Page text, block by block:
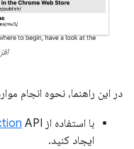
در این راهنما، نحوه انجام
با استفاده از
ایجاد کنید.